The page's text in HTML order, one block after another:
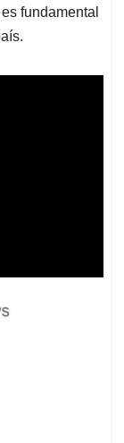
fundamental